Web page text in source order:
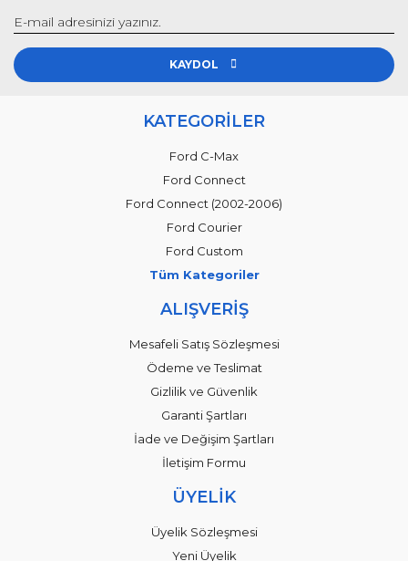
KAYDOL
KATEGORİLER
Ford C-Max
Ford Connect
Ford Connect (2002-2006)
Ford Courier
Ford Custom
Tüm Kategoriler
ALIŞVERİŞ
Mesafeli Satış Sözleşmesi
Ödeme ve Teslimat
Gizlilik ve Güvenlik
Garanti Şartları
İade ve Değişim Şartları
İletişim Formu
ÜYELİK
Üyelik Sözleşmesi
Yeni Üyelik